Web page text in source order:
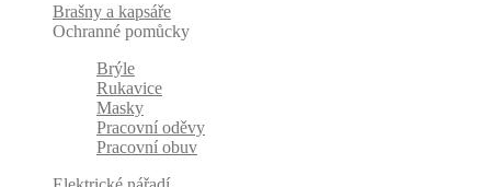
Brašny a kapsáře
Ochranné pomůcky
Brýle
Rukavice
Masky
Pracovní oděvy
Pracovní obuv